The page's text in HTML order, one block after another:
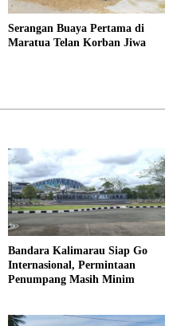
Serangan Buaya Pertama di
Maratua Telan Korban Jiwa
Bandara Kalimarau Siap Go
Internasional, Permintaan
Penumpang Masih Minim